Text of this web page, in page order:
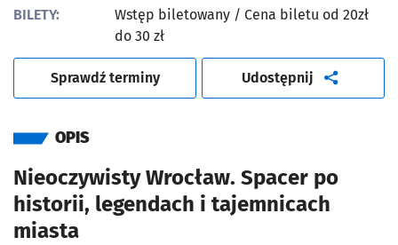
BILETY:
Wstęp biletowany / Cena biletu od 20zł
do 30 zł
Sprawdź terminy Udostępnij artykuł
OPIS
Nieoczywisty Wrocław. Spacer po
historii, legendach i tajemnicach
miasta